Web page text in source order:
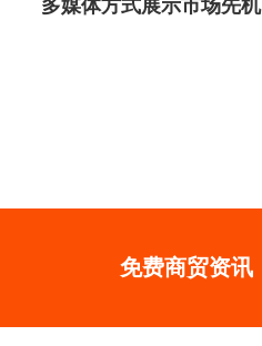
多媒体方式展示市场先机
免费商贸资讯